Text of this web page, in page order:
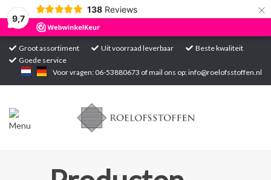
9,7
138 Reviews ×
Groot assortiment Uit voorraad leverbaar
Beste kwaliteit
Goede service
Voor vragen: 06-53880673 of mail ons op:info@roelofsstoffen.nl
Home